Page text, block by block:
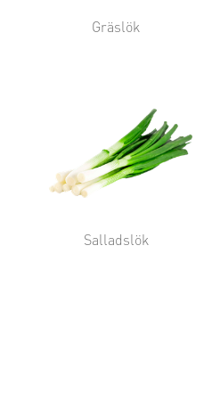
Gräslök
Salladslök